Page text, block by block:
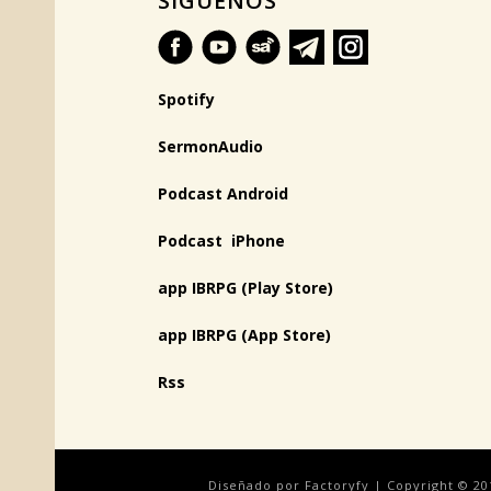
Spotify
SermonAudio
Podcast Android
Podcast iPhone
app IBRPG (Play Store)
app IBRPG (App Store)
Rss
Diseñado por Factoryfy | Copyright ©